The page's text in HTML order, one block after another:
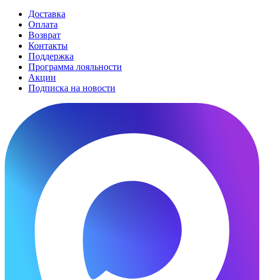
Доставка
Оплата
Возврат
Контакты
Поддержка
Программа лояльности
Акции
Подписка на новости